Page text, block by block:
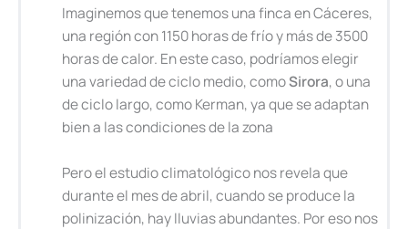
Imaginemos que tenemos una finca en Cáceres,
una región con 1150 horas de frío y más de 3500
horas de calor. En este caso, podríamos elegir
una variedad de ciclo medio, comoSirora, o una
de ciclo largo, como Kerman, ya que se adaptan
bien a las condiciones de la zona
Pero el estudio climatológico nos revela que
durante el mes de abril, cuando se produce la
polinización, hay lluvias abundantes. Por eso nos